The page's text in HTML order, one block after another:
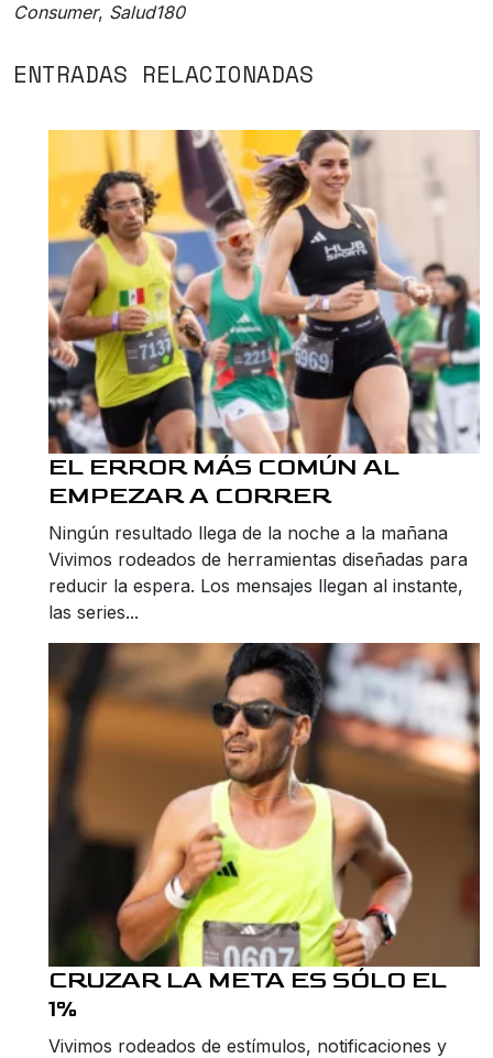
Consumer, Salud180
ENTRADAS RELACIONADAS
EL ERROR MÁS COMÚN AL
EMPEZAR A CORRER
Ningún resultado llega de la noche a la mañana
Vivimos rodeados de herramientas diseñadas para
reducir la espera. Los mensajes llegan al instante,
las series...
CRUZAR LA META ES SÓLO EL
1%
Vivimos rodeados de estímulos, notificaciones y